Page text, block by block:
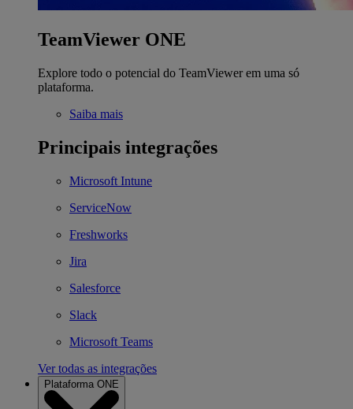
TeamViewer ONE
Explore todo o potencial do TeamViewer em uma só
plataforma.
Saiba mais
Principais integrações
Microsoft Intune
ServiceNow
Freshworks
Jira
Salesforce
Slack
Microsoft Teams
Ver todas as integrações
Plataforma ONE